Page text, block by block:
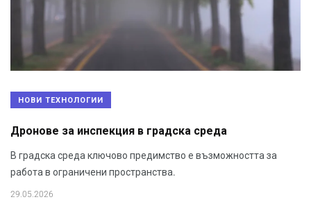
НОВИ ТЕХНОЛОГИИ
Дронове за инспекция в градска среда
В градска среда ключово предимство е възможността за
работа в ограничени пространства.
29.05.2026